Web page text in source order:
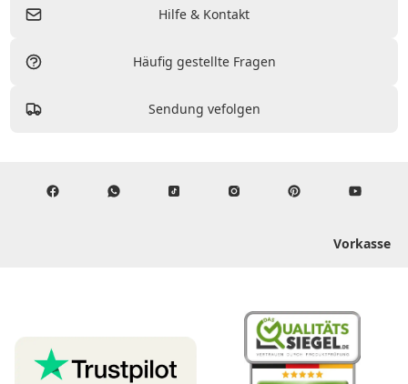
Hilfe & Kontakt
Häufig gestellte Fragen
Sendung vefolgen
Vorkasse